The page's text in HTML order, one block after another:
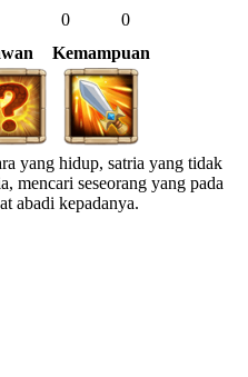
0
0
Kemampuan
yang hidup, satria yang tidak
mencari seseorang yang pada
abadi kepadanya.